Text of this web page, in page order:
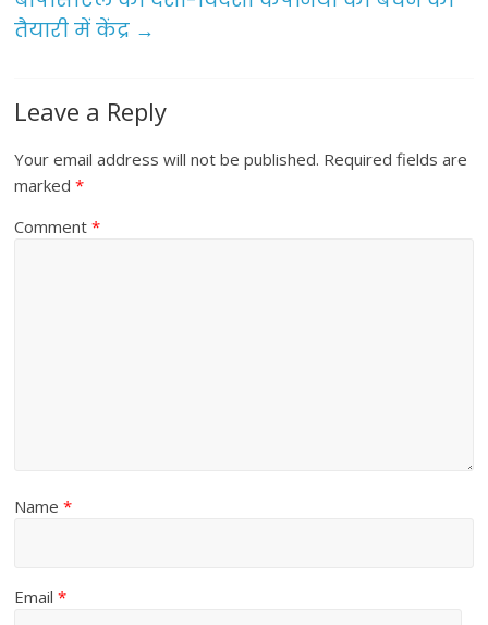
k
तैयारी में केंद्र →
Leave a Reply
Your email address will not be published. Required fields are
marked*
Comment*
Name*
Email*